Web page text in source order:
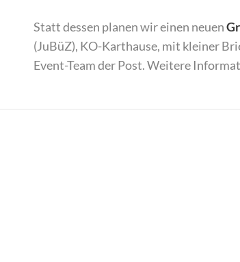
Statt dessen planen wir einen neuen
(JuBüZ), KO-Karthause, mit kleiner
Event-Team der Post. Weitere